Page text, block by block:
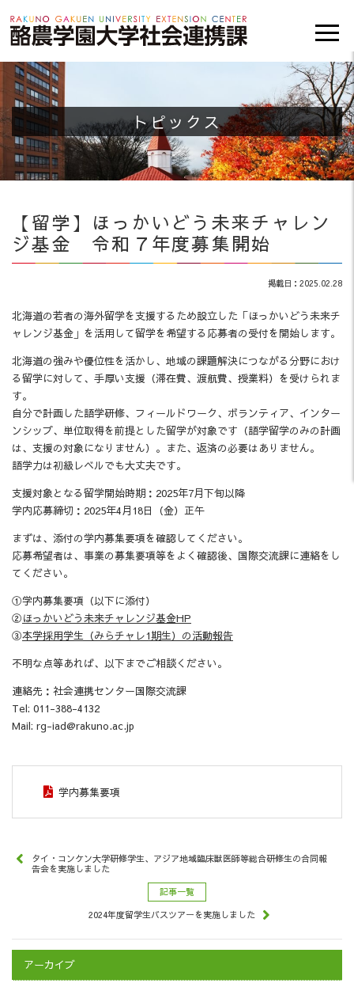
トピックス
【留学】ほっかいどう未来チャレン
ジ基金 令和７年度募集開始
掲載日：2025.02.28
北海道の若者の海外留学を支援するため設立した「ほっかいどう未来チ
ャレンジ基金」を活用して留学を希望する応募者の受付を開始します。
北海道の強みや優位性を活かし、地域の課題解決につながる分野におけ
る留学に対して、手厚い支援（滞在費、渡航費、授業料）を受けられま
す。
自分で計画した語学研修、フィールドワーク、ボランティア、インター
ンシップ、単位取得を前提とした留学が対象です（語学留学のみの計画
は、支援の対象になりません）。また、返済の必要はありません。
語学力は初級レベルでも大丈夫です。
支援対象となる留学開始時期：2025年7月下旬以降
学内応募締切：2025年4月18日（金）正午
まずは、添付の学内募集要項を確認してください。
応募希望者は、事業の募集要項等をよく確認後、国際交流課に連絡をし
てください。
①学内募集要項（以下に添付）
②ほっかいどう未来チャレンジ基金HP
③本学採用学生（みらチャレ1期生）の活動報告
不明な点等あれば、以下までご相談ください。
連絡先：社会連携センター国際交流課
Tel: 011-388-4132
Mail: rg-iad@rakuno.ac.jp
学内募集要項
タイ・コンケン大学研修学生、アジア地域臨床獣医師等総合研修生の合同報
告会を実施しました
記事一覧
2024年度留学生バスツアーを実施しました
アーカイブ